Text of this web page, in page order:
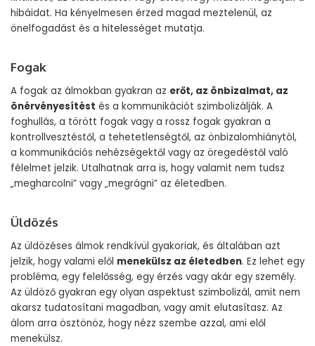
hibáidat. Ha kényelmesen érzed magad meztelenül, az
önelfogadást és a hitelességet mutatja.
Fogak
A fogak az álmokban gyakran az erőt, az önbizalmat, az
önérvényesítést és a kommunikációt szimbolizálják. A
foghullás, a törött fogak vagy a rossz fogak gyakran a
kontrollvesztéstől, a tehetetlenségtől, az önbizalomhiánytól,
a kommunikációs nehézségektől vagy az öregedéstől való
félelmet jelzik. Utalhatnak arra is, hogy valamit nem tudsz
„megharcolni” vagy „megrágni” az életedben.
Üldözés
Az üldözéses álmok rendkívül gyakoriak, és általában azt
jelzik, hogy valami elől menekülsz az életedben. Ez lehet egy
probléma, egy felelősség, egy érzés vagy akár egy személy.
Az üldöző gyakran egy olyan aspektust szimbolizál, amit nem
akarsz tudatosítani magadban, vagy amit elutasítasz. Az
álom arra ösztönöz, hogy nézz szembe azzal, ami elől
menekülsz.